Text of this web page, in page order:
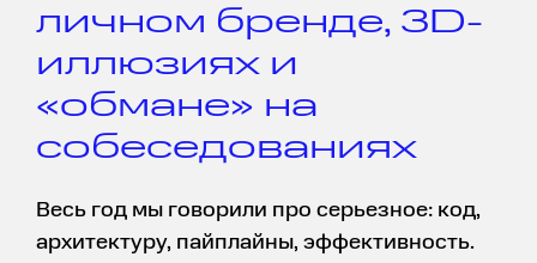
личном бренде, 3D-
иллюзиях и
«обмане» на
собеседованиях
Весь год мы говорили про серьезное: код,
архитектуру, пайплайны, эффективность.